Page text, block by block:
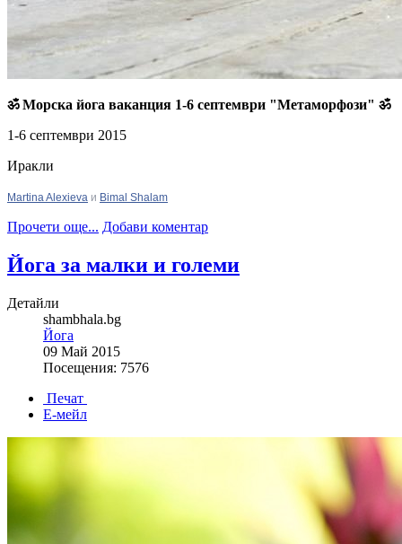
ॐ Морска йога ваканция 1-6 септември "Метаморфози" ॐ
1-6 септември 2015
Иракли
Martina Alexieva и Bimal Shalam
Прочети още... Добави коментар
Йога за малки и големи
Детайли
shambhala.bg
Йога
09 Май 2015
Посещения: 7576
Печат
Е-мейл